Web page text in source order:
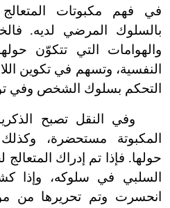
في فهم مكبوتات
بالسلوك المرضي لديه.
والهوامات التي تتكوّن
النفسية، وتسهم في تكوين
التحكم بسلوك الشخص وفي
وفي النقل تصبح
المكبوتة مستحضرة،
حولها. فإذا تم إدراك المتعالج
السلبي في سلوكه، وإذا
انحسرت وتم تحريرها من